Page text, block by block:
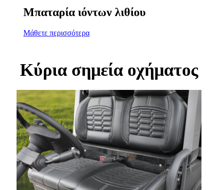
Μπαταρία ιόντων λιθίου
Μάθετε περισσότερα
Κύρια σημεία οχήματος